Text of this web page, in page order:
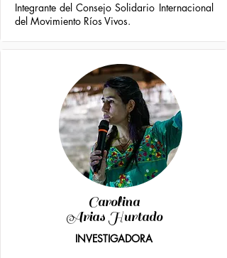
Integrante del Consejo Solidario Internacional
del Movimiento Ríos Vivos.
Carolina
Arias Hurtado
INVESTIGADORA